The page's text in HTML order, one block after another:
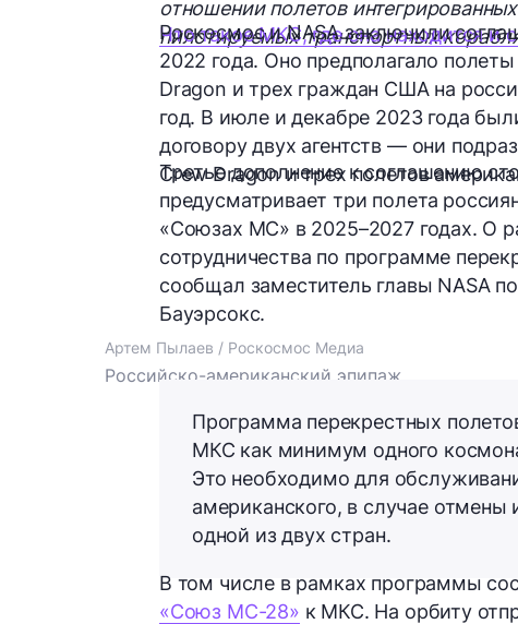
отношении полетов
пилотируемых транспортных
Что такое МКС, где она находится и
Роскосмос и NASA заключили
2022 года. Оно предполагало
Dragon и трех граждан США на
год. В июле и декабре 2023 года
договору двух агентств — они
Crew Dragon и трех полетов
Третье дополнение к соглашению
предусматривает три полета
«Союзах МС» в 2025–2027 годах. О
сотрудничества по программе
сообщал заместитель главы NASA
Бауэрсокс.
Артем Пылаев / Роскосмос Медиа
Российско-американский эпипаж
Программа перекрестных
МКС как минимум одного
Это необходимо для
американского, в случае
одной из двух стран.
В том числе в рамках программы
«Союз МС-28» к МКС. На орбиту